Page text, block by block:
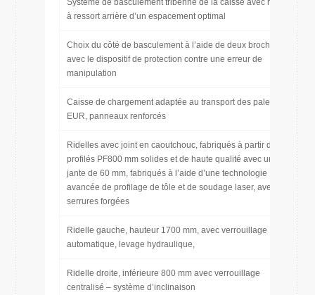
Système de basculement tribenne de la caisse avec rotules
à ressort arrière d’un espacement optimal
Choix du côté de basculement à l’aide de deux broches
avec le dispositif de protection contre une erreur de
manipulation
Caisse de chargement adaptée au transport des palettes
EUR, panneaux renforcés
Ridelles avec joint en caoutchouc, fabriqués à partir de
profilés PF800 mm solides et de haute qualité avec une
jante de 60 mm, fabriqués à l’aide d’une technologie
avancée de profilage de tôle et de soudage laser, avec
serrures forgées
Ridelle gauche, hauteur 1700 mm, avec verrouillage
automatique, levage hydraulique,
Ridelle droite, inférieure 800 mm avec verrouillage
centralisé – système d’inclinaison